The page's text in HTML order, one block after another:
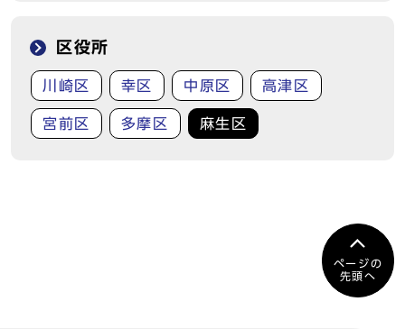
区役所
川崎区 幸区 中原区 高津区
宮前区 多摩区 麻生区
ページの
先頭へ